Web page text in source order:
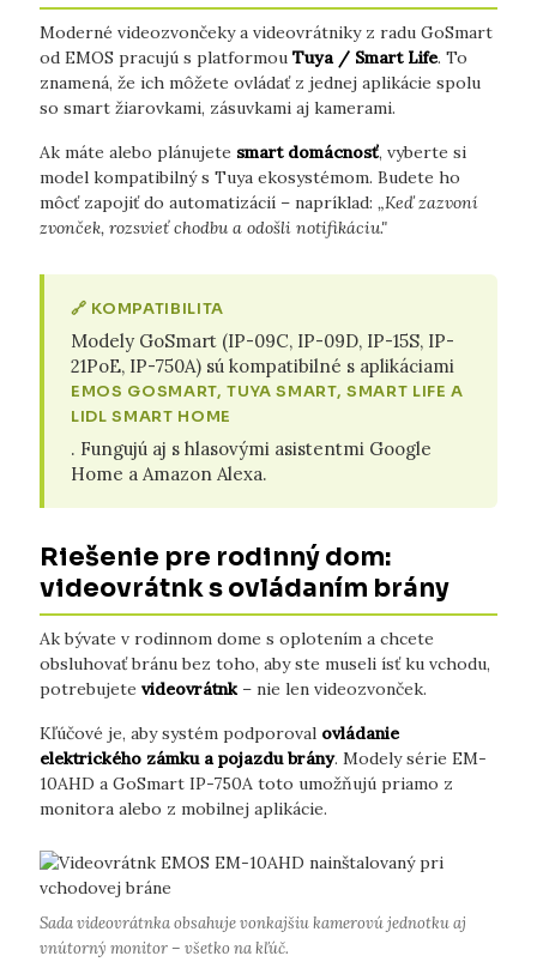
Moderné videozvončeky a videovrátniky z radu GoSmart
od EMOS pracujú s platformouTuya / Smart Life. To
znamená, že ich môžete ovládať z jednej aplikácie spolu
so smart žiarovkami, zásuvkami aj kamerami.
Ak máte alebo plánujete smart domácnosť, vyberte si
model kompatibilný s Tuya ekosystémom. Budete ho
môcť zapojiť do automatizácií – napríklad:„Keď zazvoní
zvonček, rozsvieť chodbu a odošli notifikáciu."
🔗 KOMPATIBILITA
Modely GoSmart (IP-09C, IP-09D, IP-15S, IP-
21PoE, IP-750A) sú kompatibilné s aplikáciami
EMOS GOSMART, TUYA SMART, SMART LIFE A
LIDL SMART HOME
. Fungujú aj s hlasovými asistentmi Google
Home a Amazon Alexa.
Riešenie pre rodinný dom:
videovrátnk s ovládaním brány
Ak bývate v rodinnom dome s oplotením a chcete
obsluhovať bránu bez toho, aby ste museli ísť ku vchodu,
potrebujetevideovrátnk – nie len videozvonček.
Kľúčové je, aby systém podporoval ovládanie
elektrického zámku a pojazdu brány. Modely série EM-
10AHD a GoSmart IP-750A toto umožňujú priamo z
monitora alebo z mobilnej aplikácie.
Sada videovrátnka obsahuje vonkajšiu kamerovú jednotku aj
vnútorný monitor – všetko na kľúč.